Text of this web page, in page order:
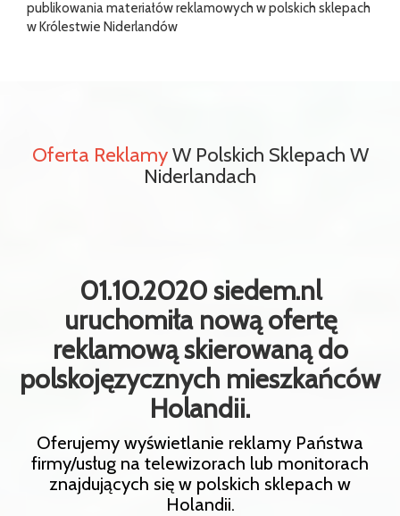
publikowania materiałów reklamowych w polskich sklepach
w Królestwie Niderlandów
Oferta ReklamyW Polskich Sklepach W
Niderlandach
01.10.2020 siedem.nl
uruchomiła nową ofertę
reklamową skierowaną do
polskojęzycznych mieszkańców
Holandii.
Oferujemy wyświetlanie reklamy Państwa
firmy/usług na telewizorach lub monitorach
znajdujących się w polskich sklepach w
Holandii.